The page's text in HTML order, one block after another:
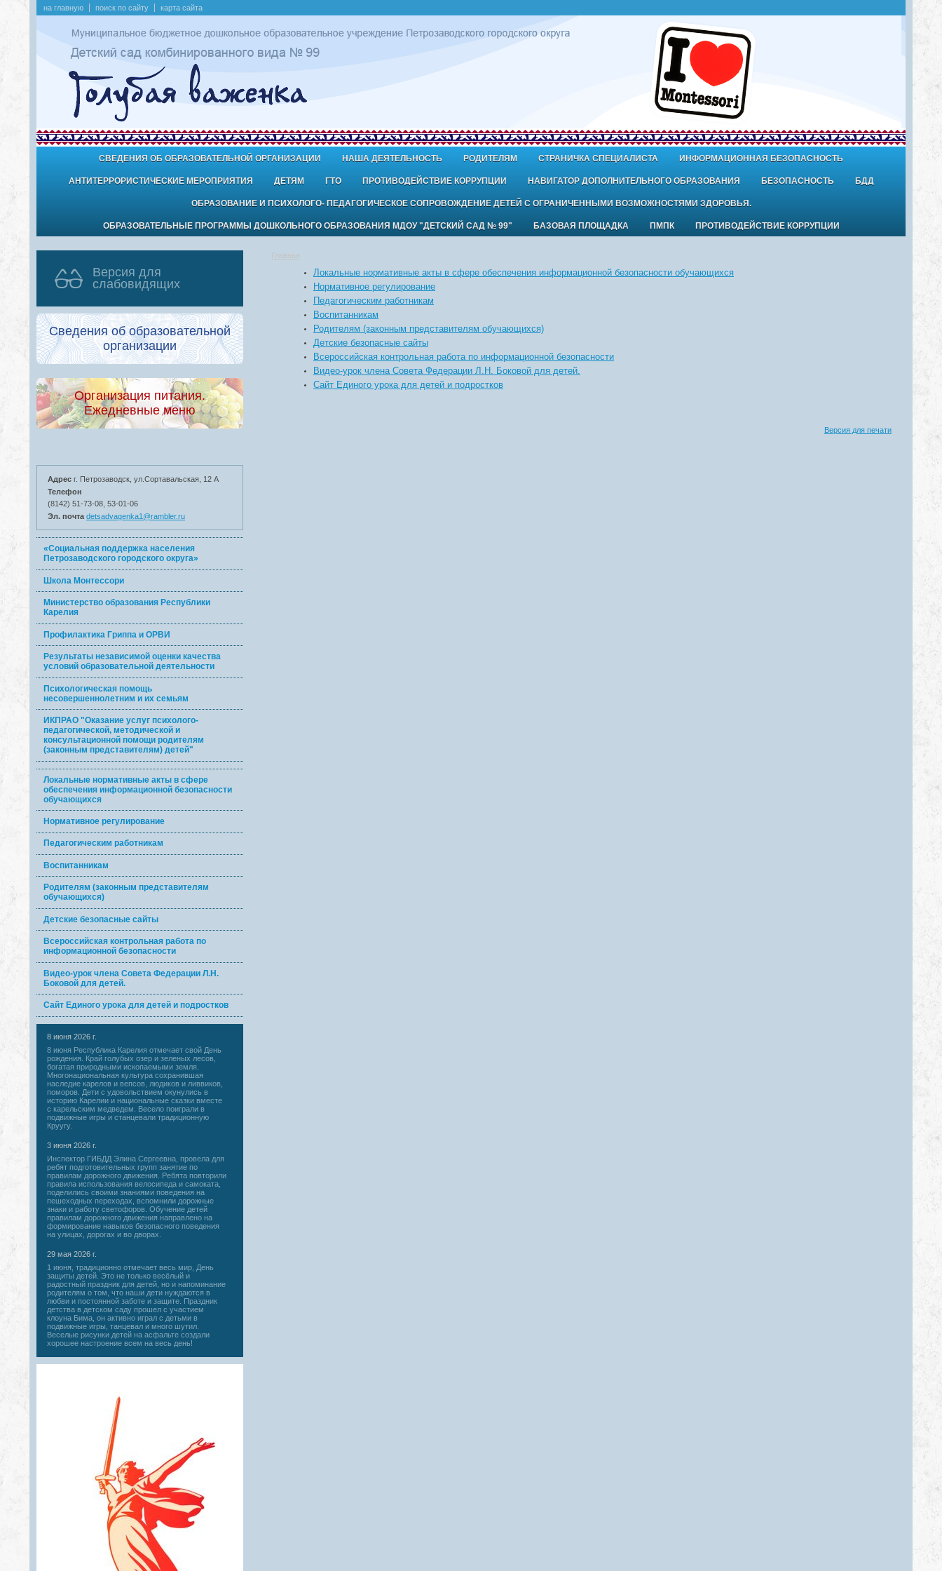
на главную поиск по сайту карта сайта
СВЕДЕНИЯ ОБ ОБРАЗОВАТЕЛЬНОЙ ОРГАНИЗАЦИИ НАША ДЕЯТЕЛЬНОСТЬ РОДИТЕЛЯМ СТРАНИЧКА СПЕЦИАЛИСТА ИНФОРМАЦИОННАЯ БЕЗОПАСНОСТЬ
АНТИТЕРРОРИСТИЧЕСКИЕ МЕРОПРИЯТИЯ ДЕТЯМ ГТО ПРОТИВОДЕЙСТВИЕ КОРРУПЦИИ НАВИГАТОР ДОПОЛНИТЕЛЬНОГО ОБРАЗОВАНИЯ БЕЗОПАСНОСТЬ БДД
ОБРАЗОВАНИЕ И ПСИХОЛОГО- ПЕДАГОГИЧЕСКОЕ СОПРОВОЖДЕНИЕ ДЕТЕЙ С ОГРАНИЧЕННЫМИ ВОЗМОЖНОСТЯМИ ЗДОРОВЬЯ.
ОБРАЗОВАТЕЛЬНЫЕ ПРОГРАММЫ ДОШКОЛЬНОГО ОБРАЗОВАНИЯ МДОУ "ДЕТСКИЙ САД № 99" БАЗОВАЯ ПЛОЩАДКА ПМПК ПРОТИВОДЕЙСТВИЕ КОРРУПЦИИ
Версия для
слабовидящих
Сведения об образовательной
организации
Организация питания.
Ежедневные меню
Адрес г. Петрозаводск, ул.Сортавальская, 12 А
Телефон
(8142) 51-73-08, 53-01-06
Эл. почта detsadvagenka1@rambler.ru
«Социальная поддержка населения
Петрозаводского городского округа»
Школа Монтессори
Министерство образования Республики
Карелия
Профилактика Гриппа и ОРВИ
Результаты независимой оценки качества
условий образовательной деятельности
Психологическая помощь
несовершеннолетним и их семьям
ИКПРАО "Оказание услуг психолого-
педагогической, методической и
консультационной помощи родителям
(законным представителям) детей"
Локальные нормативные акты в сфере
обеспечения информационной безопасности
обучающихся
Нормативное регулирование
Педагогическим работникам
Воспитанникам
Родителям (законным представителям
обучающихся)
Детские безопасные сайты
Всероссийская контрольная работа по
информационной безопасности
Видео-урок члена Совета Федерации Л.Н.
Боковой для детей.
Сайт Единого урока для детей и подростков
8 июня 2026 г.
8 июня Республика Карелия отмечает свой День
рождения. Край голубых озер и зеленых лесов,
богатая природными ископаемыми земля.
Многонациональная культура сохранившая
наследие карелов и вепсов, людиков и ливвиков,
поморов. Дети с удовольствием окунулись в
историю Карелии и национальные сказки вместе
с карельским медведем. Весело поиграли в
подвижные игры и станцевали традиционную
Круугу.
3 июня 2026 г.
Инспектор ГИБДД Элина Сергеевна, провела для
ребят подготовительных групп занятие по
правилам дорожного движения. Ребята повторили
правила использования велосипеда и самоката,
поделились своими знаниями поведения на
пешеходных переходах, вспомнили дорожные
знаки и работу светофоров. Обучение детей
правилам дорожного движения направлено на
формирование навыков безопасного поведения
на улицах, дорогах и во дворах.
29 мая 2026 г.
1 июня, традиционно отмечает весь мир, День
защиты детей. Это не только весёлый и
радостный праздник для детей, но и напоминание
родителям о том, что наши дети нуждаются в
любви и постоянной заботе и защите. Праздник
детства в детском саду прошел с участием
клоуна Бима, он активно играл с детьми в
подвижные игры, танцевал и много шутил.
Веселые рисунки детей на асфальте создали
хорошее настроение всем на весь день!
Главная
Локальные нормативные акты в сфере обеспечения информационной безопасности обучающихся
Нормативное регулирование
Педагогическим работникам
Воспитанникам
Родителям (законным представителям обучающихся)
Детские безопасные сайты
Всероссийская контрольная работа по информационной безопасности
Видео-урок члена Совета Федерации Л.Н. Боковой для детей.
Сайт Единого урока для детей и подростков
Версия для печати